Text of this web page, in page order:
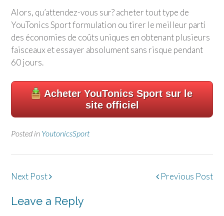
Alors, qu’attendez-vous sur? acheter tout type de
YouTonics Sportformulation ou tirer le meilleur parti
des économies de coûts uniques en obtenant plusieurs
faisceaux et essayer absolument sans risque pendant
60 jours.
Acheter YouTonics Sportsur le
site officiel
Posted in YoutonicsSport
Post
Previous Post
Next Post
Leave a Reply